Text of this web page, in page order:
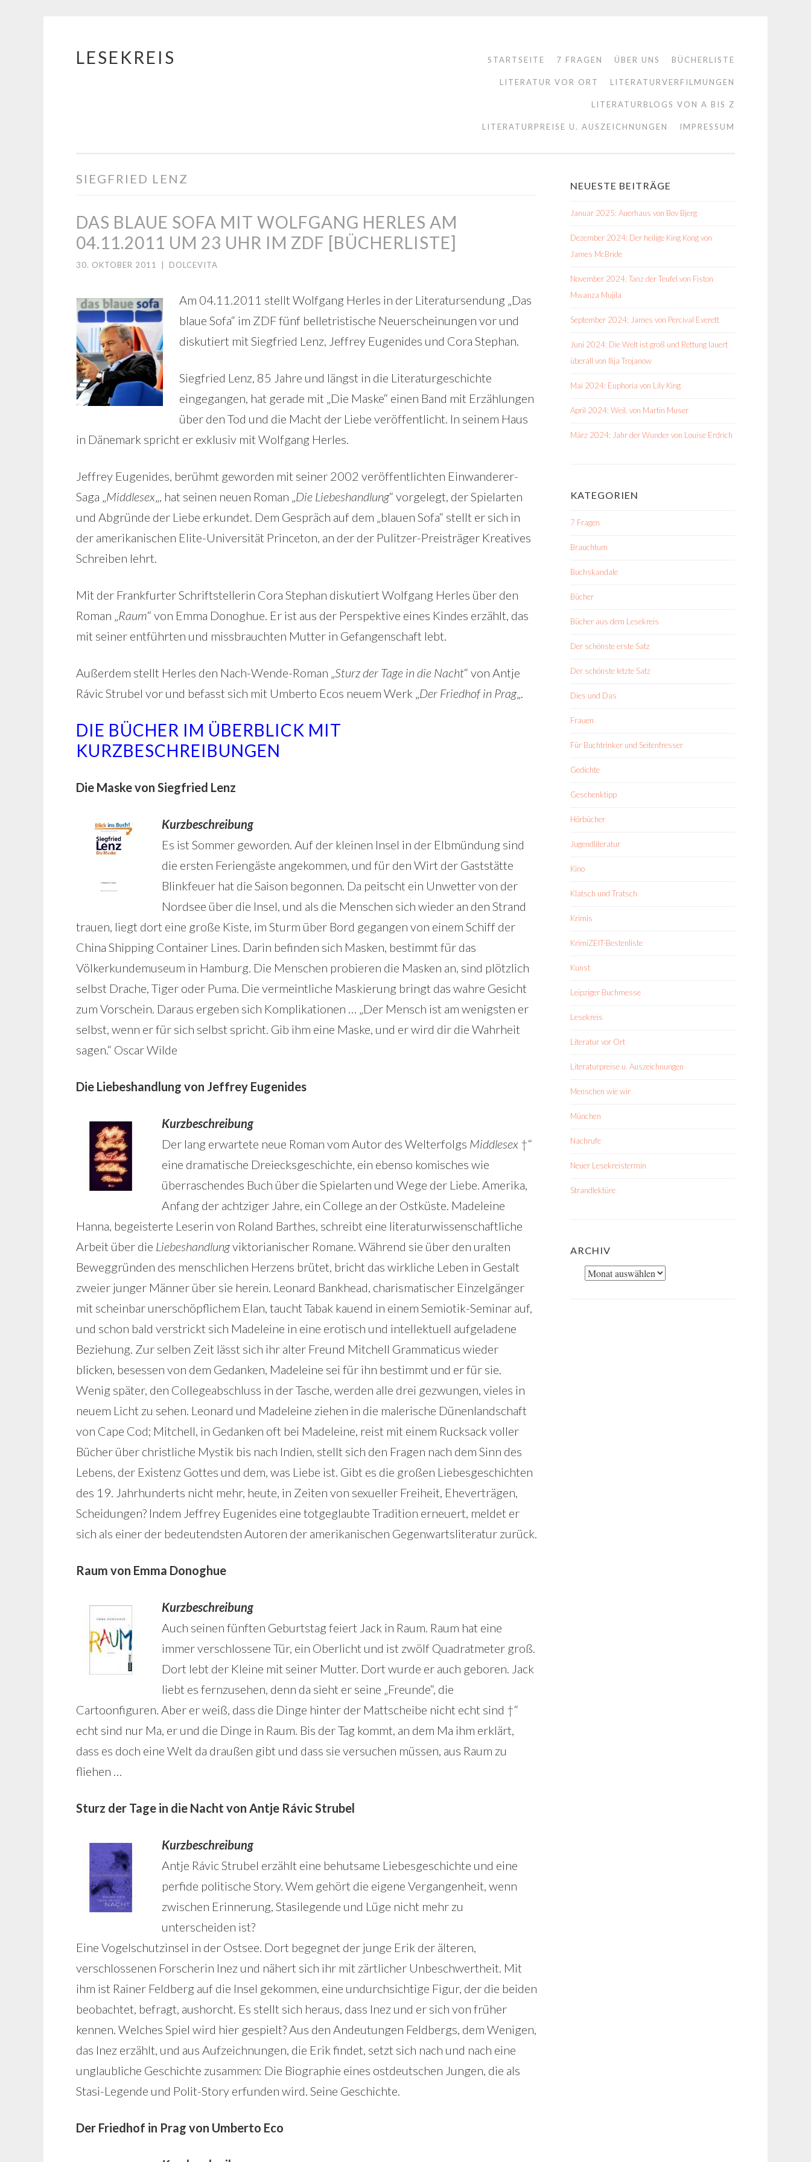
Springe
LESEKREIS STARTSEITE 7 FRAGEN ÜBER UNS BÜCHERLISTE
LITERATUR VOR ORT LITERATURVERFILMUNGEN
LITERATURBLOGS VON A BIS Z
LITERATURPREISE U. AUSZEICHNUNGEN IMPRESSUM
SIEGFRIED LENZ
DAS BLAUE SOFA MIT WOLFGANG HERLES AM
04.11.2011 UM 23 UHR IM ZDF [BÜCHERLISTE]
30. OKTOBER 2011 DOLCEVITA
Am 04.11.2011 stellt Wolfgang Herles in der Literatursendung „Das
blaue Sofa“ im ZDF fünf belletristische Neuerscheinungen vor und
diskutiert mit Siegfried Lenz, Jeffrey Eugenides und Cora Stephan.
Siegfried Lenz, 85 Jahre und längst in die Literaturgeschichte
eingegangen, hat gerade mit „Die Maske“ einen Band mit Erzählungen
über den Tod und die Macht der Liebe veröffentlicht. In seinem Haus
in Dänemark spricht er exklusiv mit Wolfgang Herles.
Jeffrey Eugenides, berühmt geworden mit seiner 2002 veröffentlichten Einwanderer-
Saga „Middlesex„, hat seinen neuen Roman „Die Liebeshandlung“ vorgelegt, der Spielarten
und Abgründe der Liebe erkundet. Dem Gespräch auf dem „blauen Sofa“ stellt er sich in
der amerikanischen Elite-Universität Princeton, an der der Pulitzer-Preisträger Kreatives
Schreiben lehrt.
Mit der Frankfurter Schriftstellerin Cora Stephan diskutiert Wolfgang Herles über den
Roman „Raum“ von Emma Donoghue. Er ist aus der Perspektive eines Kindes erzählt, das
mit seiner entführten und missbrauchten Mutter in Gefangenschaft lebt.
Außerdem stellt Herles den Nach-Wende-Roman „Sturz der Tage in die Nacht“ von Antje
Rávic Strubel vor und befasst sich mit Umberto Ecos neuem Werk „Der Friedhof in Prag„.
DIE BÜCHER IM ÜBERBLICK MIT
KURZBESCHREIBUNGEN
Die Maske von Siegfried Lenz
Kurzbeschreibung
Es ist Sommer geworden. Auf der kleinen Insel in der Elbmündung sind
die ersten Feriengäste angekommen, und für den Wirt der Gaststätte
Blinkfeuer hat die Saison begonnen. Da peitscht ein Unwetter von der
Nordsee über die Insel, und als die Menschen sich wieder an den Strand
trauen, liegt dort eine große Kiste, im Sturm über Bord gegangen von einem Schiff der
China Shipping Container Lines. Darin befinden sich Masken, bestimmt für das
Völkerkundemuseum in Hamburg. Die Menschen probieren die Masken an, sind plötzlich
selbst Drache, Tiger oder Puma. Die vermeintliche Maskierung bringt das wahre Gesicht
zum Vorschein. Daraus ergeben sich Komplikationen … „Der Mensch ist am wenigsten er
selbst, wenn er für sich selbst spricht. Gib ihm eine Maske, und er wird dir die Wahrheit
sagen.“ Oscar Wilde
Die Liebeshandlung von Jeffrey Eugenides
Kurzbeschreibung
Der lang erwartete neue Roman vom Autor des Welterfolgs Middlesex †“
eine dramatische Dreiecksgeschichte, ein ebenso komisches wie
überraschendes Buch über die Spielarten und Wege der Liebe. Amerika,
Anfang der achtziger Jahre, ein College an der Ostküste. Madeleine
Hanna, begeisterte Leserin von Roland Barthes, schreibt eine literaturwissenschaftliche
Arbeit über die Liebeshandlungviktorianischer Romane. Während sie über den uralten
Beweggründen des menschlichen Herzens brütet, bricht das wirkliche Leben in Gestalt
zweier junger Männer über sie herein. Leonard Bankhead, charismatischer Einzelgänger
mit scheinbar unerschöpflichem Elan, taucht Tabak kauend in einem Semiotik-Seminar auf,
und schon bald verstrickt sich Madeleine in eine erotisch und intellektuell aufgeladene
Beziehung. Zur selben Zeit lässt sich ihr alter Freund Mitchell Grammaticus wieder
blicken, besessen von dem Gedanken, Madeleine sei für ihn bestimmt und er für sie.
Wenig später, den Collegeabschluss in der Tasche, werden alle drei gezwungen, vieles in
neuem Licht zu sehen. Leonard und Madeleine ziehen in die malerische Dünenlandschaft
von Cape Cod; Mitchell, in Gedanken oft bei Madeleine, reist mit einem Rucksack voller
Bücher über christliche Mystik bis nach Indien, stellt sich den Fragen nach dem Sinn des
Lebens, der Existenz Gottes und dem, was Liebe ist. Gibt es die großen Liebesgeschichten
des 19. Jahrhunderts nicht mehr, heute, in Zeiten von sexueller Freiheit, Eheverträgen,
Scheidungen? Indem Jeffrey Eugenides eine totgeglaubte Tradition erneuert, meldet er
sich als einer der bedeutendsten Autoren der amerikanischen Gegenwartsliteratur zurück.
Raum von Emma Donoghue
Kurzbeschreibung
Auch seinen fünften Geburtstag feiert Jack in Raum. Raum hat eine
immer verschlossene Tür, ein Oberlicht und ist zwölf Quadratmeter groß.
Dort lebt der Kleine mit seiner Mutter. Dort wurde er auch geboren. Jack
liebt es fernzusehen, denn da sieht er seine „Freunde“, die
Cartoonfiguren. Aber er weiß, dass die Dinge hinter der Mattscheibe nicht echt sind †“
echt sind nur Ma, er und die Dinge in Raum. Bis der Tag kommt, an dem Ma ihm erklärt,
dass es doch eine Welt da draußen gibt und dass sie versuchen müssen, aus Raum zu
fliehen …
Sturz der Tage in die Nacht von Antje Rávic Strubel
Kurzbeschreibung
Antje Rávic Strubel erzählt eine behutsame Liebesgeschichte und eine
perfide politische Story. Wem gehört die eigene Vergangenheit, wenn
zwischen Erinnerung, Stasilegende und Lüge nicht mehr zu
unterscheiden ist?
Eine Vogelschutzinsel in der Ostsee. Dort begegnet der junge Erik der älteren,
verschlossenen Forscherin Inez und nähert sich ihr mit zärtlicher Unbeschwertheit. Mit
ihm ist Rainer Feldberg auf die Insel gekommen, eine undurchsichtige Figur, der die beiden
beobachtet, befragt, aushorcht. Es stellt sich heraus, dass Inez und er sich von früher
kennen. Welches Spiel wird hier gespielt? Aus den Andeutungen Feldbergs, dem Wenigen,
das Inez erzählt, und aus Aufzeichnungen, die Erik findet, setzt sich nach und nach eine
unglaubliche Geschichte zusammen: Die Biographie eines ostdeutschen Jungen, die als
Stasi-Legende und Polit-Story erfunden wird. Seine Geschichte.
Der Friedhof in Prag von Umberto Eco
NEUESTE BEITRÄGE
Januar 2025: Auerhaus von Bov Bjerg
Dezember 2024: Der heilige King Kong von
James McBride
November 2024: Tanz der Teufel von Fiston
Mwanza Mujila
September 2024: James von Percival Everett
Juni 2024: Die Welt ist groß und Rettung lauert
überall von Ilija Trojanow
Mai 2024: Euphoria von Lily King
April 2024: Weil. von Martin Muser
März 2024: Jahr der Wunder von Louise Erdrich
KATEGORIEN
7 Fragen
Brauchtum
Buchskandale
Bücher
Bücher aus dem Lesekreis
Der schönste erste Satz
Der schönste letzte Satz
Dies und Das
Frauen
Für Buchtrinker und Seitenfresser
Gedichte
Geschenktipp
Hörbücher
Jugendliteratur
Kino
Klatsch und Tratsch
Krimis
KrimiZEIT-Bestenliste
Kunst
Leipziger Buchmesse
Lesekreis
Literatur vor Ort
Literaturpreise u. Auszeichnungen
Menschen wie wir
München
Nachrufe
Neuer Lesekreistermin
Strandlektüre
ARCHIV
Archiv